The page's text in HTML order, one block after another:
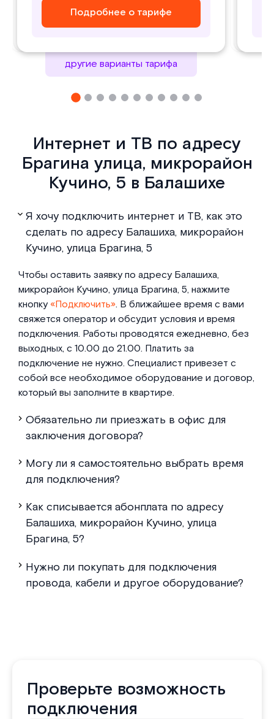
Подробнее о тарифе
Подробнее о тарифе
Подробнее о тарифе
Подробнее о тарифе
другие варианты тарифа
Интернет и ТВ по адресу
Брагина улица, микрорайон
Кучино, 5 в Балашихе
Я хочу подключить интернет и ТВ, как это
сделать по адресу Балашиха, микрорайон
Кучино, улица Брагина, 5
Чтобы оставить заявку по адресу Балашиха,
микрорайон Кучино, улица Брагина, 5, нажмите
кнопку«Подключить». В ближайшее время с вами
свяжется оператор и обсудит условия и время
подключения. Работы проводятся ежедневно, без
выходных, с 10.00 до 21.00. Платить за
подключение не нужно. Специалист привезет с
собой все необходимое оборудование и договор,
который вы заполните в квартире.
Обязательно ли приезжать в офис для
заключения договора?
Могу ли я самостоятельно выбрать время
для подключения?
Как списывается абонплата по адресу
Балашиха, микрорайон Кучино, улица
Брагина, 5?
Нужно ли покупать для подключения
провода, кабели и другое оборудование?
Проверьте возможность
подключения